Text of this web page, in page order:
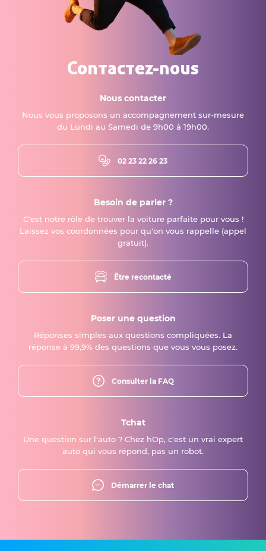
Contactez-nous
Nous contacter
Nous vous proposons un accompagnement sur-mesure
du Lundi au Samedi de 9h00 à 19h00.
02 23 22 26 23
Besoin de parler ?
C'est notre rôle de trouver la voiture parfaite pour vous !
Laissez vos coordonnées pour qu'on vous rappelle (appel
gratuit).
Être recontacté
Poser une question
Réponses simples aux questions compliquées. La
réponse à 99,9% des questions que vous vous posez.
Consulter la FAQ
Tchat
Une question sur l'auto ? Chez hOp, c'est un vrai expert
auto qui vous répond, pas un robot.
Démarrer le chat